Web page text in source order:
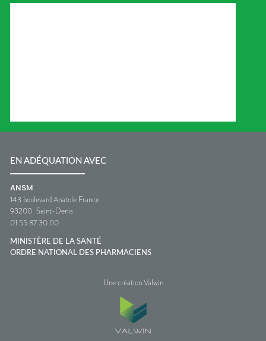
EN ADÉQUATION AVEC
ANSM
143 boulevard Anatole France
93200 Saint-Denis
01 55 87 30 00
MINISTÈRE DE LA SANTÉ
ORDRE NATIONAL DES PHARMACIENS
Une création Valwin